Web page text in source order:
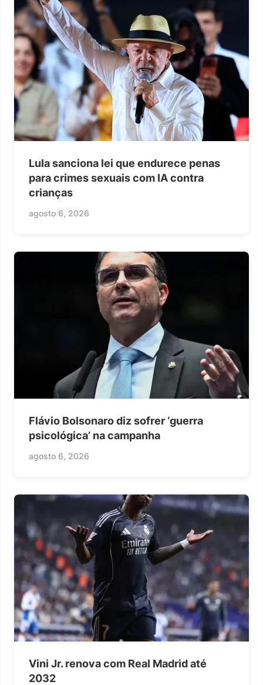
Lula sanciona lei que endurece penas
para crimes sexuais com IA contra
crianças
agosto 6, 2026
Flávio Bolsonaro diz sofrer ‘guerra
psicológica’ na campanha
agosto 6, 2026
Vini Jr. renova com Real Madrid até
2032